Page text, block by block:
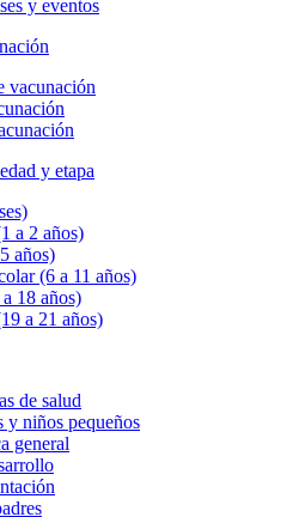
y eventos
vacunación
y etapa
a 2 años)
años)
(6 a 11 años)
18 años)
a 21 años)
de salud
y niños pequeños
general